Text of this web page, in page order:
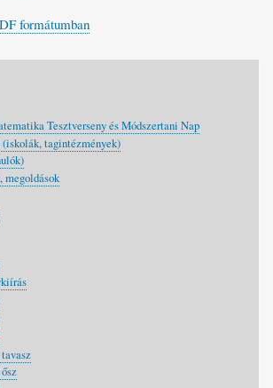
formátumban
Tesztverseny és Módszertani Nap
tagintézmények)
megoldások